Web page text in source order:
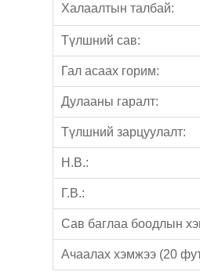
Халаалтын талбай:
Түлшний сав:
Гал асаах горим:
Дулааны гаралт:
Түлшний зарцуулалт:
Н.В.:
Г.В.:
Сав баглаа боодлын
Ачаалах хэмжээ (20